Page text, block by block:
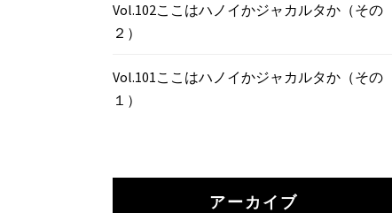
Vol.102ここはハノイかジャカルタか（その
２）
Vol.101ここはハノイかジャカルタか（その
１）
アーカイブ